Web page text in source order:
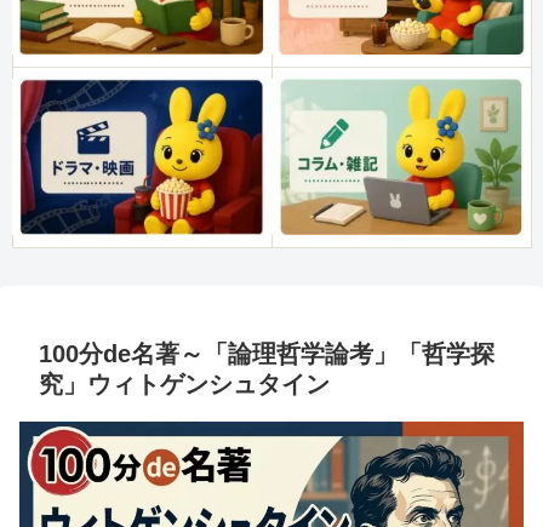
100分de名著～「論理哲学論考」「哲学探
究」ウィトゲンシュタイン